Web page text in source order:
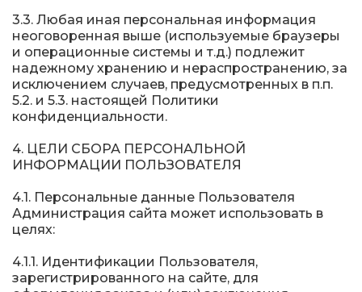
3.3. Любая иная персональная информация
неоговоренная выше (используемые браузеры
и операционные системы и т.д.) подлежит
надежному хранению и нераспространению, за
исключением случаев, предусмотренных в п.п.
5.2. и 5.3. настоящей Политики
конфиденциальности.
4. ЦЕЛИ СБОРА ПЕРСОНАЛЬНОЙ
ИНФОРМАЦИИ ПОЛЬЗОВАТЕЛЯ
4.1. Персональные данные Пользователя
Администрация сайта может использовать в
целях:
4.1.1. Идентификации Пользователя,
зарегистрированного на сайте, для